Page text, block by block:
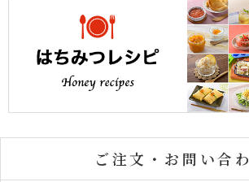
ご注文・お問い合